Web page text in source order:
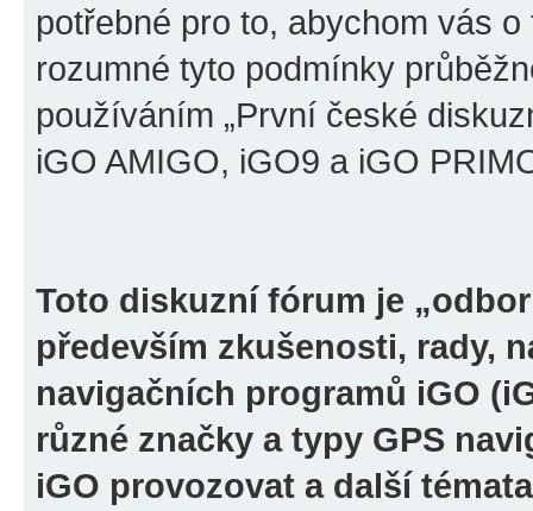
potřebné pro to, abychom vás
rozumné tyto podmínky
používáním „První české
iGO AMIGO, iGO9 a iGO
Toto diskuzní fórum je
především zkušenosti, rady,
navigačních programů iGO
různé značky a typy GPS
iGO provozovat a další